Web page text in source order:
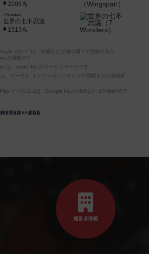
2006名
7 Wonders
世界の七不思議
1919名
のロゴ は、米国および他の国々で登録された
の商標です。
は、Apple Inc.のサービスマークです。
、グーグル インコーポレイテッドの商標または登録商
とそのロゴは、Google Inc.の商標または登録商標で
運営者情報